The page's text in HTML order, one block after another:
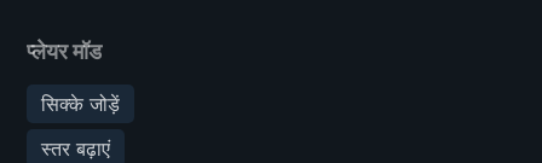
प्लेयर मॉड
सिक्के जोड़ें
स्तर बढ़ाएं